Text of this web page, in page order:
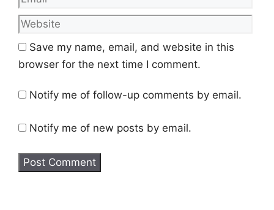
Save my name, email, and website in this
browser for the next time I comment.
Notify me of follow-up comments by email.
Notify me of new posts by email.